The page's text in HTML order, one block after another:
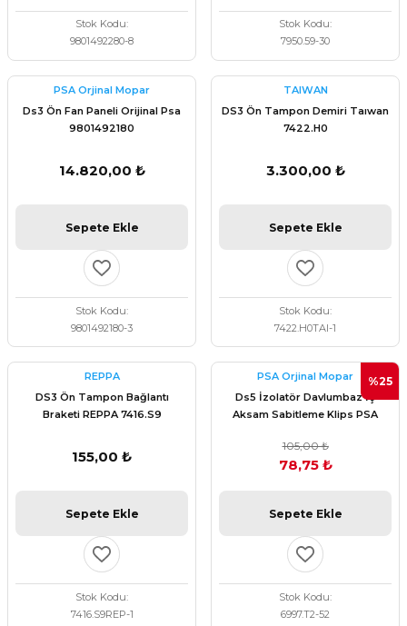
Stok Kodu
9801492280-8
Stok Kodu
7950.59-30
PSA Orjinal Mopar
Ds3 Ön Fan Paneli Orijinal Psa
9801492180
14.820,00 ₺
Sepete Ekle
Stok Kodu
9801492180-3
TAIWAN
DS3 Ön Tampon Demiri Taıwan
7422.H0
3.300,00 ₺
Sepete Ekle
Stok Kodu
7422.H0TAI-1
REPPA
DS3 Ön Tampon Bağlantı
Braketi REPPA 7416.S9
155,00 ₺
Sepete Ekle
Stok Kodu
7416.S9REP-1
%25
PSA Orjinal Mopar
Ds5 İzolatör Davlumbaz İç
Aksam Sabitleme Klips PSA
105,00 ₺
78,75 ₺
Sepete Ekle
Stok Kodu
6997.T2-52